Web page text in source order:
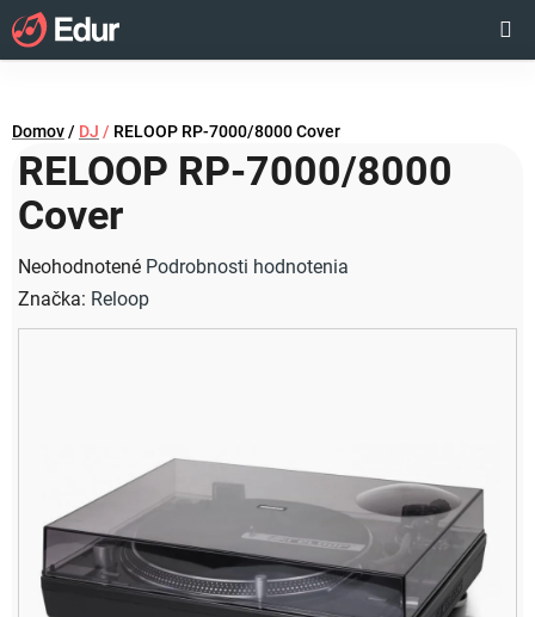
Prejsť
na
obsah
KOŠÍK
Domov/ DJ / RELOOP RP-7000/8000 Cover
RELOOP RP-7000/8000
Cover
Priemerné
hodnotenie
produktu
hviezdičiek.
Neohodnotené Podrobnosti hodnotenia
Značka: Reloop